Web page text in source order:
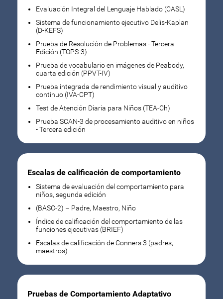
Evaluación Integral del Lenguaje Hablado (CASL)
Sistema de funcionamiento ejecutivo Delis-Kaplan
(D-KEFS)
Prueba de Resolución de Problemas - Tercera
Edición (TOPS-3)
Prueba de vocabulario en imágenes de Peabody,
cuarta edición (PPVT-IV)
Prueba integrada de rendimiento visual y auditivo
continuo (IVA-CPT)
Test de Atención Diaria para Niños (TEA-Ch)
Prueba SCAN-3 de procesamiento auditivo en niños
- Tercera edición
Escalas de calificación de comportamiento
Sistema de evaluación del comportamiento para
niños, segunda edición
(BASC-2) – Padre, Maestro, Niño
Índice de calificación del comportamiento de las
funciones ejecutivas (BRIEF)
Escalas de calificación de Conners 3 (padres,
maestros)
Pruebas de Comportamiento Adaptativo